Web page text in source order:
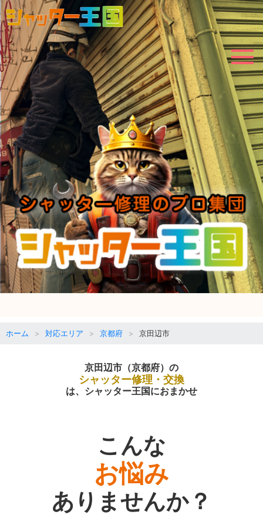
ホーム 対応エリア 京都府 京田辺市
京田辺市（京都府）の
シャッター修理・交換
は、シャッター王国におまかせ
こんな
お悩み
ありませんか？